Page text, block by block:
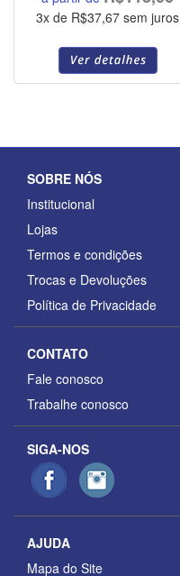
3x de R$37,67 sem juros
SOBRE NÓS
Institucional
Lojas
Termos e condições
Trocas e Devoluções
Política de Privacidade
CONTATO
Fale conosco
Trabalhe conosco
SIGA-NOS
AJUDA
Mapa do Site